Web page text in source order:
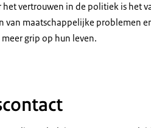
het vertrouwen in de politiek is het
van maatschappelijke problemen
grip op hun leven.